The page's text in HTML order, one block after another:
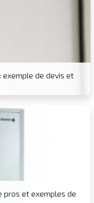
exemple de devis et
pros et exemples de